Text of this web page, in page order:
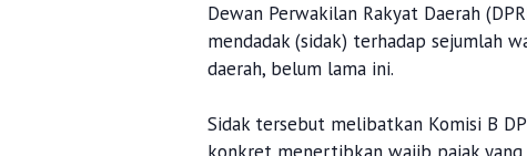
Dewan Perwakilan Rakyat Daerah
mendadak (sidak) terhadap sejumlah
daerah, belum lama ini.
Sidak tersebut melibatkan Komisi B